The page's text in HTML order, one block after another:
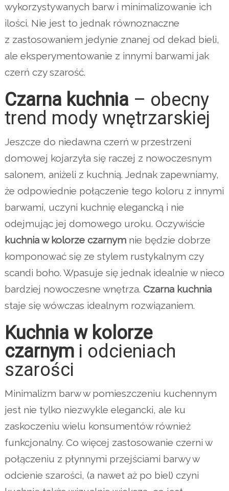
wykorzystywanych barw i minimalizowanie ich
ilości. Nie jest to jednak równoznaczne
z zastosowaniem jedynie znanej od dekad bieli,
ale eksperymentowanie z innymi barwami jak
czerń czy szarość.
Czarna kuchnia– obecny
trend mody wnętrzarskiej
Jeszcze do niedawna czerń w przestrzeni
domowej kojarzyła się raczej z nowoczesnym
salonem, aniżeli z kuchnią. Jednak zapewniamy,
że odpowiednie połączenie tego koloru z innymi
barwami, uczyni kuchnię elegancką i nie
odejmując jej domowego uroku. Oczywiście
kuchnia w kolorze czarnymnie będzie dobrze
komponować się ze stylem rustykalnym czy
scandi boho. Wpasuje się jednak idealnie w nieco
bardziej nowoczesne wnętrza. Czarna kuchnia
staje się wówczas idealnym rozwiązaniem.
Kuchnia w kolorze
czarnymi odcieniach
szarości
Minimalizm barw w pomieszczeniu kuchennym
jest nie tylko niezwykle elegancki, ale ku
zaskoczeniu wielu konsumentów również
funkcjonalny. Co więcej zastosowanie czerni w
połączeniu z płynnymi przejściami barwy w
odcienie szarości, (a nawet aż po biel) czyni